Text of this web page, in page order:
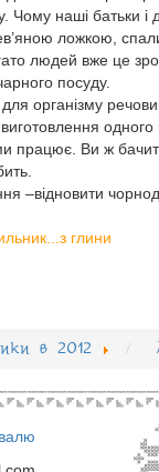
Чому наші
ложкою,
людей вже це
посуду.
для організму
працює. Ви ж
–відновити
глини
в 2012